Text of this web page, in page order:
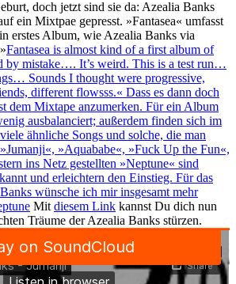
doch jetzt sind sie da: Azealia Banks
ein Mixtpae gepresst. »Fantasea« umfasst
erstes Album, wie Azealia Banks via
Fantasea is almost kind of a first album of
by mistake…. It’s weird. This is a test run…
Sounds I thought were progressive,
different flowsss.« Dass es dann doch
dem Mixtape anzumerken. Für ein Album
ausbalanciert; außerdem finden sich im
ähnliche Songs und solche, die man
»Aquababe«, »Fuck Up the Fun«,
ins Netz gestellten »Neptune« sind
und erleichtern den Einstieg. Für das
wünsche ich mir insgesamt mehr
Mit diesem Link kannst Du dich nun
Träume der Azealia Banks stürzen.